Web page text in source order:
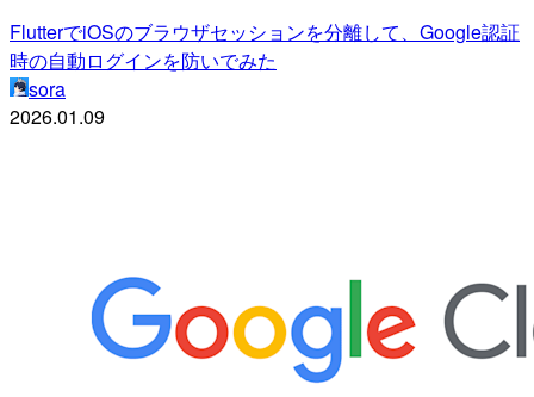
FlutterでiOSのブラウザセッションを分離して、Google認証
時の自動ログインを防いでみた
sora
2026.01.09